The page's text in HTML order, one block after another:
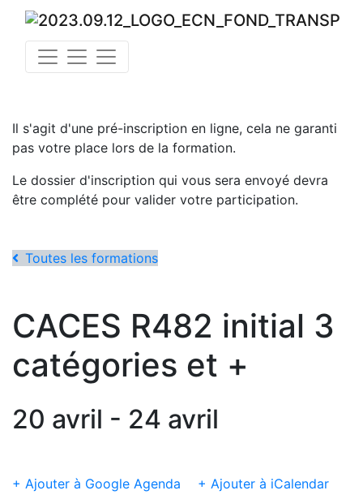
Il s'agit d'une pré-inscription en ligne, cela ne garanti
pas votre place lors de la formation.
Le dossier d'inscription qui vous sera envoyé devra
être complété pour valider votre participation.
Toutes les formations
CACES R482 initial 3
catégories et +
20 avril - 24 avril
+ Ajouter à Google Agenda + Ajouter à iCalendar